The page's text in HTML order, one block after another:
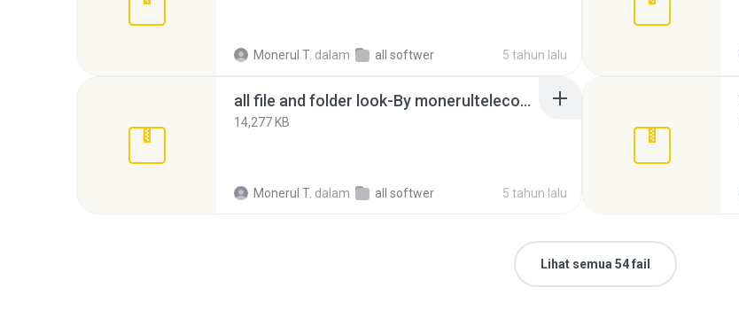
Monerul T. dalam all softwer 5 tahun lalu
all file and folder look-By monerultelecom.rar
14,277 KB
Monerul T. dalam all softwer 5 tahun lalu
Lihat semua 54 fail